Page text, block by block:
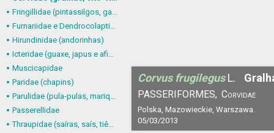
Fringillidae (pintassilgos, gaturamos e afins)
Furnariidae e Dendrocolaptidae (joães, limpa-folhas, arapaçus e afins)
Hirundinidae (andorinhas)
Icteridae (guaxe, japus e afins)
Muscicapidae
Paridae (chapins)
Parulidae (pula-pulas, mariquitas e afins)
Passerellidae
Thraupidae (saíras, saís, tiês, sanhaçus e afins)
Corvus frugilegus L.
PASSERIFORMES, Corvidae
Polska, Mazowieckie, Warszawa.
05/03/2013